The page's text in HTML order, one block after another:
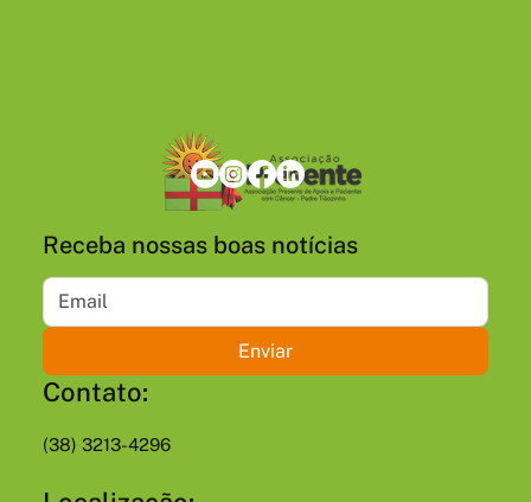
Receba nossas boas notícias
Enviar
Contato:
(38) 3213-4296